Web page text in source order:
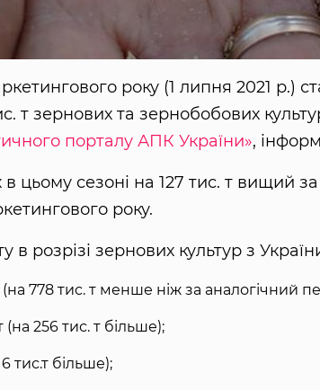
року (1 липня 2021 р.)
т зернових та зернобобових
порталу АПК України»,
цьому сезоні на 127 тис. т вищий
року.
в розрізі зернових культур з
778 тис. т менше ніж за аналогічний
256 тис. т більше);
тис.т більше);